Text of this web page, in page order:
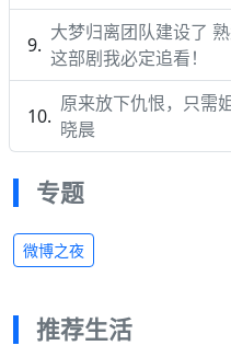
大梦归离团队建设了
这部剧我必定追看！
原来放下仇恨，只需
晓晨
专题
微博之夜
推荐生活